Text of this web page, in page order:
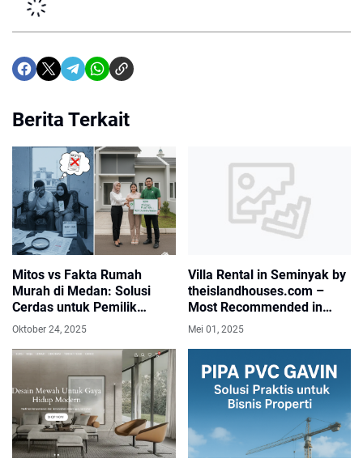
Berita Terkait
Mitos vs Fakta Rumah
Murah di Medan: Solusi
Cerdas untuk Pemilik
Rumah Pertama
Oktober 24, 2025
Villa Rental in Seminyak by
theislandhouses.com –
Most Recommended in
Seminyak & Gili
Mei 01, 2025